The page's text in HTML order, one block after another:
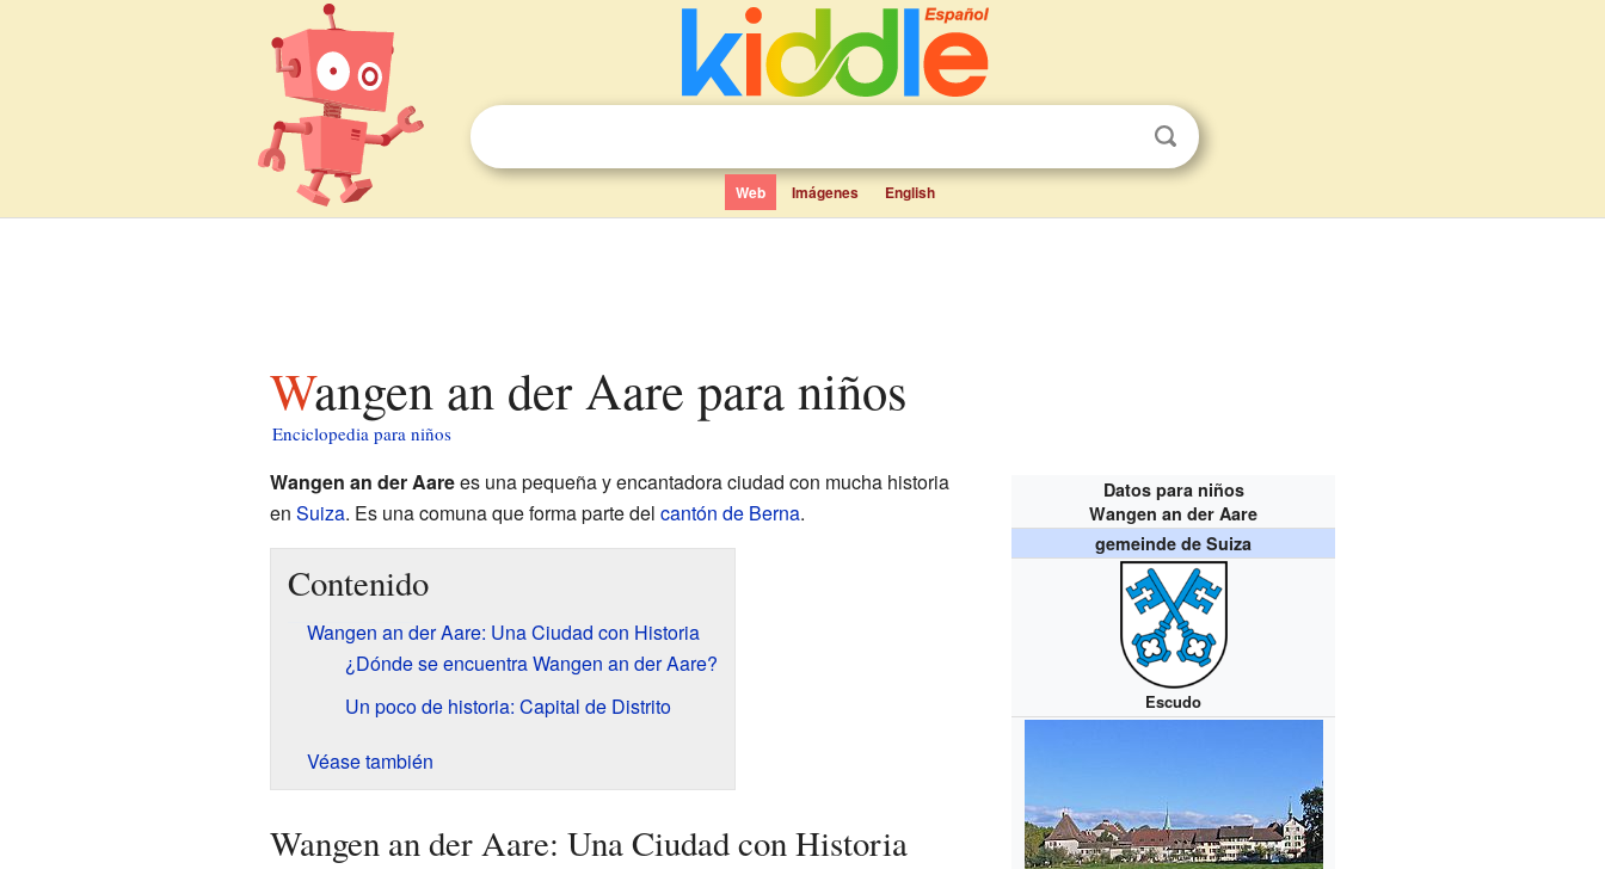
Web Imágenes English
Wangen an der Aare para niños
Enciclopedia para niños
Datos para niños
Wangen an der Aare
gemeinde de Suiza
Escudo
Wangen an der Aarees una pequeña y encantadora ciudad con mucha historia
en Suiza. Es una comuna que forma parte del cantón de Berna.
Contenido
Wangen an der Aare: Una Ciudad con Historia
¿Dónde se encuentra Wangen an der Aare?
Un poco de historia: Capital de Distrito
Véase también
Wangen an der Aare: Una Ciudad con Historia